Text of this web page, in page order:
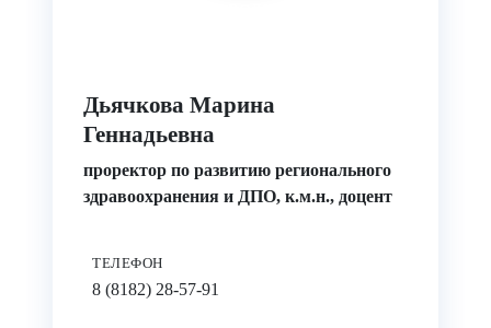
Дьячкова Марина
Геннадьевна
проректор по развитию регионального
здравоохранения и ДПО, к.м.н., доцент
ТЕЛЕФОН
8 (8182) 28-57-91